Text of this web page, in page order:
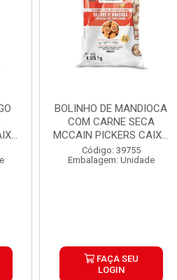
BOLINHO DE MANDIOCA
COM CARNE SECA
MCCAIN PICKERS CAIXA
6X1,...
Código: 39755
Embalagem: Unidade
FAÇA SEU
LOGIN